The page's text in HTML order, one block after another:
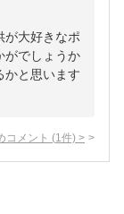
が大好きなポ
でしょうか
と思います
コメント (1 件) >